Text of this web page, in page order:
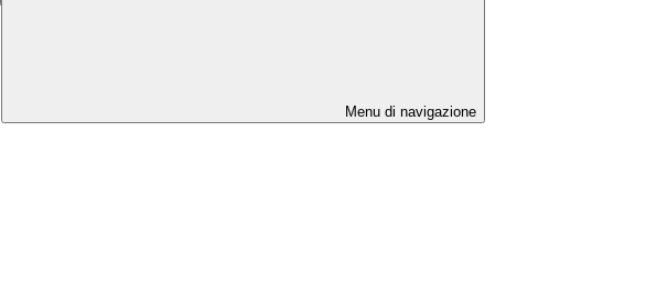
Menu di navigazione